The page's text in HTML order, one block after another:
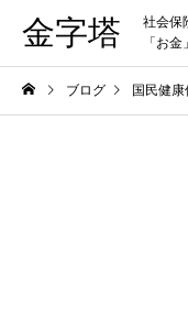
金字塔
社会保
「お
ブログ 国民健